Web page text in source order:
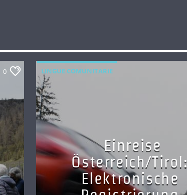
0 LINGUE COMUNITARIE
Einreise
Österreich/Tirol:
Elektronische